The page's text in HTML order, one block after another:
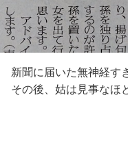
新聞に届いた無神経す
その後、姑は見事なほ